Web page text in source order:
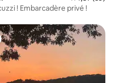
! Embarcadère privé !